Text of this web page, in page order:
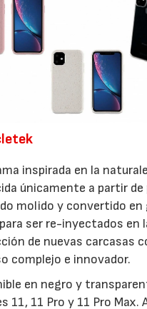
inspirada en la
únicamente a partir
molido y convertido en
ser re-inyectados en
de nuevas carcasas
complejo e innovador.
en negro y
11, 11 Pro y 11 Pro Max.